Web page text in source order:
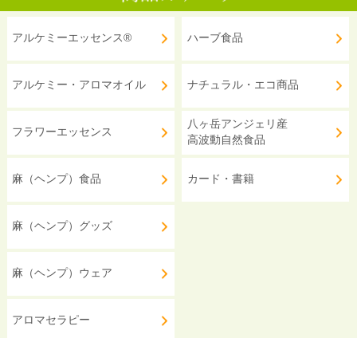
アルケミーエッセンス®
アルケミー・アロマオイル
フラワーエッセンス
麻（ヘンプ）食品
麻（ヘンプ）グッズ
麻（ヘンプ）ウェア
アロマセラピー
ハーブ食品
ナチュラル・エコ商品
八ヶ岳アンジェリ産
高波動自然食品
カード・書籍